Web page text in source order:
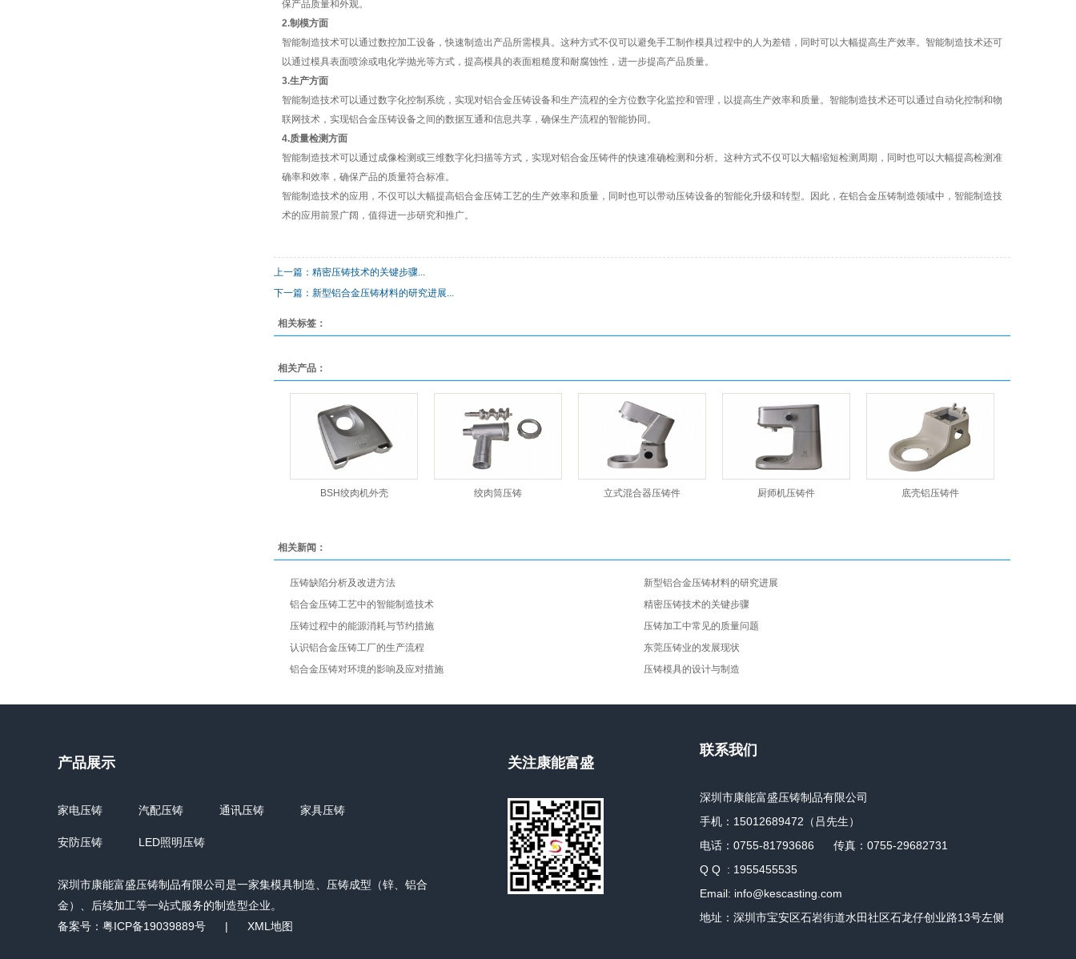
保产品质量和外观。
2.制模方面
智能制造技术可以通过数控加工设备，快速制造出产品所需模具。这种方式不仅可以避免手工制作模具过程中的人为差错，同时可以大幅提高生产效率。智能制造技术还可
以通过模具表面喷涂或电化学抛光等方式，提高模具的表面粗糙度和耐腐蚀性，进一步提高产品质量。
3.生产方面
智能制造技术可以通过数字化控制系统，实现对铝合金压铸设备和生产流程的全方位数字化监控和管理，以提高生产效率和质量。智能制造技术还可以通过自动化控制和物
联网技术，实现铝合金压铸设备之间的数据互通和信息共享，确保生产流程的智能协同。
4.质量检测方面
智能制造技术可以通过成像检测或三维数字化扫描等方式，实现对铝合金压铸件的快速准确检测和分析。这种方式不仅可以大幅缩短检测周期，同时也可以大幅提高检测准
确率和效率，确保产品的质量符合标准。
智能制造技术的应用，不仅可以大幅提高铝合金压铸工艺的生产效率和质量，同时也可以带动压铸设备的智能化升级和转型。因此，在铝合金压铸制造领域中，智能制造技
术的应用前景广阔，值得进一步研究和推广。
上一篇：精密压铸技术的关键步骤...
下一篇：新型铝合金压铸材料的研究进展...
相关标签：
相关产品：
BSH绞肉机外壳 绞肉筒压铸 立式混合器压铸件 厨师机压铸件 底壳铝压铸件
相关新闻：
压铸缺陷分析及改进方法
新型铝合金压铸材料的研究进展
铝合金压铸工艺中的智能制造技术
精密压铸技术的关键步骤
压铸过程中的能源消耗与节约措施
压铸加工中常见的质量问题
认识铝合金压铸工厂的生产流程
东莞压铸业的发展现状
铝合金压铸对环境的影响及应对措施
压铸模具的设计与制造
产品展示
家电压铸 汽配压铸 通讯压铸 家具压铸
安防压铸 LED照明压铸
深圳市康能富盛压铸制品有限公司是一家集模具制造、压铸成型（锌、铝合
金）、后续加工等一站式服务的制造型企业。
备案号： 粤ICP备19039889号 | XML地图
关注康能富盛
联系我们
深圳市康能富盛压铸制品有限公司
手机：15012689472（吕先生）
电话：0755-81793686 传真：0755-29682731
Q Q : 1955455535
Email: info@kescasting.com
地址：深圳市宝安区石岩街道水田社区 石龙仔创业路13号左侧